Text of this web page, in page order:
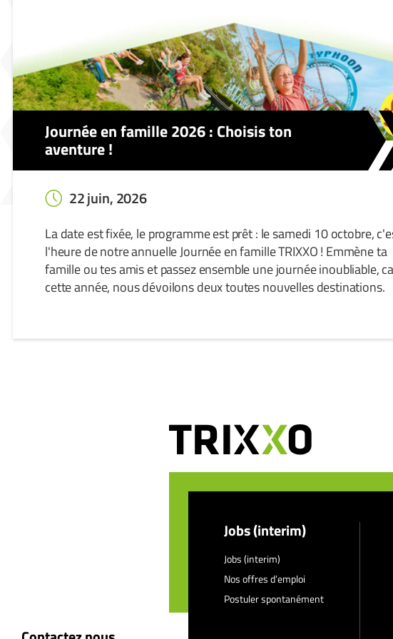
Journée en famille 2026 : Choisis ton
aventure !
22 juin, 2026
La date est fixée, le programme est prêt : le samedi 10 octobre,
l'heure de notre annuelle Journée en famille TRIXXO ! Emmène ta
famille ou tes amis et passez ensemble une journée inoubliable,
cette année, nous dévoilons deux toutes nouvelles destinations.
Jobs (interim)
Jobs (interim)
Nos offres d’emploi
Postuler spontanément